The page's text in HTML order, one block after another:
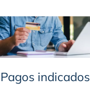
Pagos indicados